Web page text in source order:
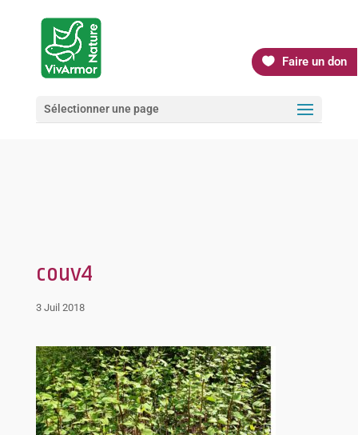
Faire un don
Sélectionner une page
couv4
3 Juil 2018